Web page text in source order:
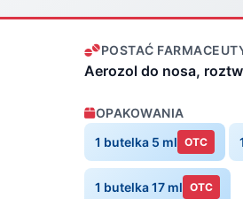
POSTAĆ
Aerozol do nosa,
OPAKOWANIA
1 butelka 5 ml OTC
1 butelka 17 ml OTC